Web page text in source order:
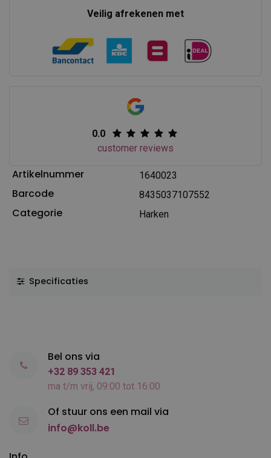
Veilig afrekenen met
0.0
customer reviews
Artikelnummer 1640023
Barcode 8435037107552
Categorie Harken
Specificaties
Bel ons via
+32 89 353 421
ma t/m vrij, 09:00 tot 16:00
Of stuur ons een mail via
info@koll.be